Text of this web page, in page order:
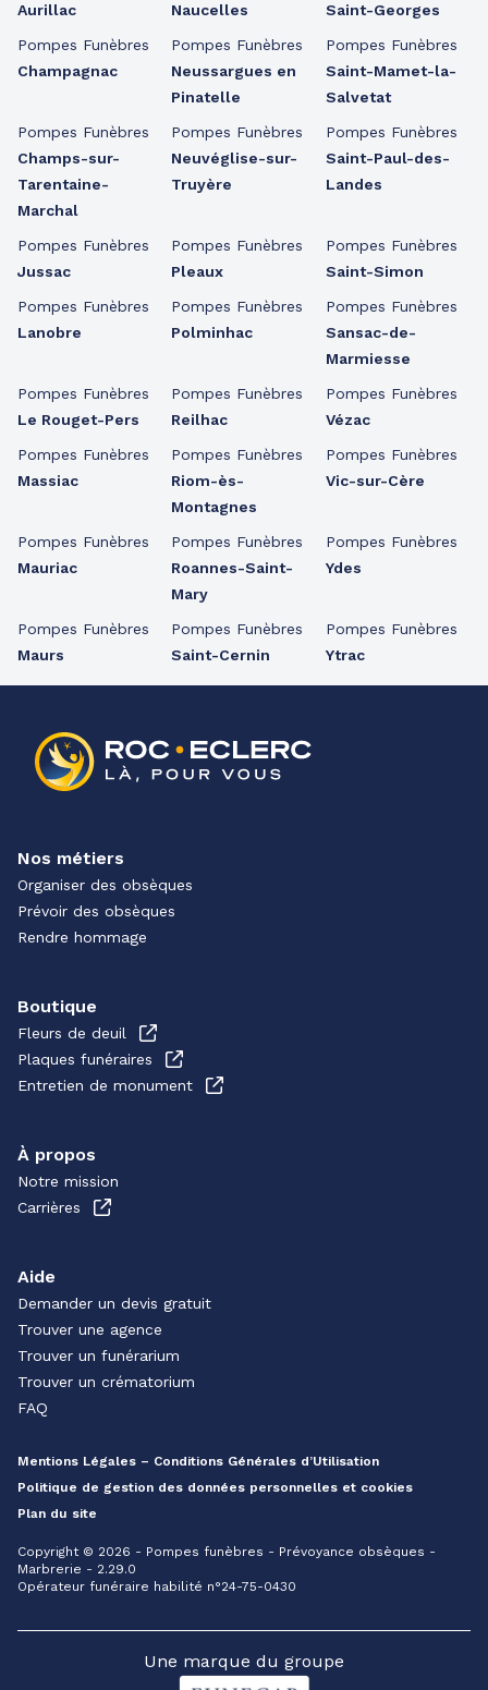
Aurillac
Pompes Funèbres
Champagnac
Pompes Funèbres
Champs-sur-
Tarentaine-
Marchal
Pompes Funèbres
Jussac
Pompes Funèbres
Lanobre
Pompes Funèbres
Le Rouget-Pers
Pompes Funèbres
Massiac
Pompes Funèbres
Mauriac
Pompes Funèbres
Maurs
Naucelles
Pompes Funèbres
Neussargues en
Pinatelle
Pompes Funèbres
Neuvéglise-sur-
Truyère
Pompes Funèbres
Pleaux
Pompes Funèbres
Polminhac
Pompes Funèbres
Reilhac
Pompes Funèbres
Riom-ès-
Montagnes
Pompes Funèbres
Roannes-Saint-
Mary
Pompes Funèbres
Saint-Cernin
Saint-Georges
Pompes Funèbres
Saint-Mamet-la-
Salvetat
Pompes Funèbres
Saint-Paul-des-
Landes
Pompes Funèbres
Saint-Simon
Pompes Funèbres
Sansac-de-
Marmiesse
Pompes Funèbres
Vézac
Pompes Funèbres
Vic-sur-Cère
Pompes Funèbres
Ydes
Pompes Funèbres
Ytrac
Nos métiers
Organiser des obsèques
Prévoir des obsèques
Rendre hommage
Boutique
Fleurs de deuil
Plaques funéraires
Entretien de monument
À propos
Notre mission
Carrières
Aide
Demander un devis gratuit
Trouver une agence
Trouver un funérarium
Trouver un crématorium
FAQ
Mentions Légales – Conditions Générales d’Utilisation
Politique de gestion des données personnelles et cookies
Plan du site
Copyright © 2026 - Pompes funèbres - Prévoyance obsèques -
Marbrerie - 2.29.0
Opérateur funéraire habilité n°24-75-0430
Une marque du groupe